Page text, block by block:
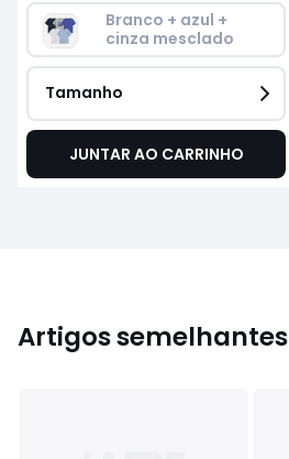
Branco + azul +
cinza mesclado
Tamanho
JUNTAR AO CARRINHO
Artigos semelhantes